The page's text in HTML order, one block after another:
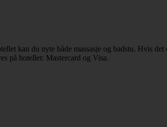
kan du nyte både massasje og badstu. Hvis det
på hotellet: Mastercard og Visa.